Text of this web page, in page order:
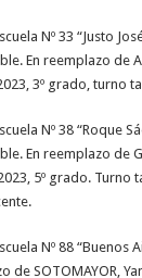
Nº 33 “Justo
En reemplazo de
3º grado, turno
Nº 38 “Roque
En reemplazo de
5º grado. Turno
Nº 88 “Buenos
de SOTOMAYOR,